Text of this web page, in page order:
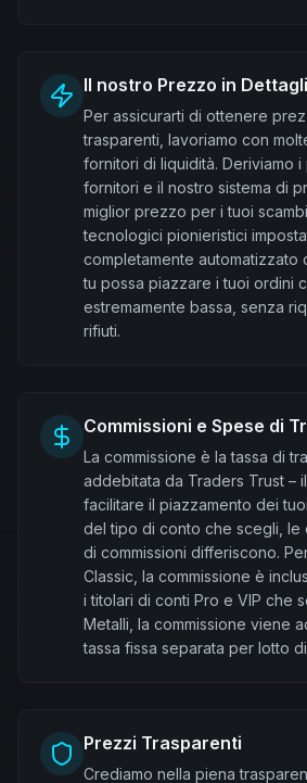
Il nostro Prezzo in
Per assicurarti di ottenere
trasparenti, lavoriamo con
fornitori di liquidità. Deriviamo
fornitori e il nostro sistema di
miglior prezzo per i tuoi
tecnologici pionieristici
completamente automatizzato
tu possa piazzare i tuoi ordini
estremamente bassa, senza
rifiuti.
Commissioni e Spese di
La commissione è la tassa di
addebitata da Traders Trust –
facilitare il piazzamento dei
del tipo di conto che scegli, le
di commissioni differiscono.
Classic, la commissione è
i titolari di conti Pro e VIP che
Metalli, la commissione viene
tassa fissa separata per lotto
Prezzi Trasparenti
Crediamo nella piena